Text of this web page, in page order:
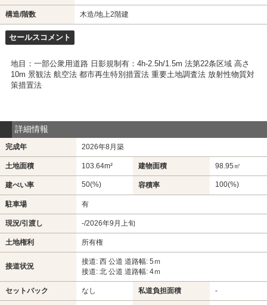
構造/階数 木造/地上2階建
セールスコメント
地目：一部公衆用道路 日影規制有：4h-2.5h/1.5m 法第22条区域 高さ
10m 景観法 航空法 都市再生特別措置法 重要土地調査法 放射性物質対
策措置法
詳細情報
完成年 2026年8月築
土地面積 103.64m² 建物面積 98.95㎡
建ぺい率 50(%) 容積率 100(%)
駐車場 有
現況/引渡し -/2026年9月上旬
土地権利 所有権
接道状況
接道: 西 公道 道路幅: 5ｍ
接道: 北 公道 道路幅: 4ｍ
セットバック なし 私道負担面積 -